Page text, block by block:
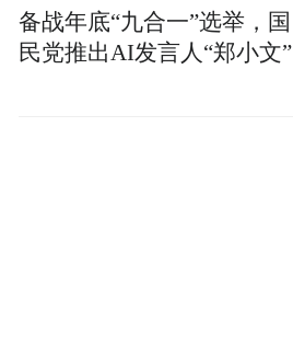
备战年底“九合一”选举，国
民党推出AI发言人“郑小文”